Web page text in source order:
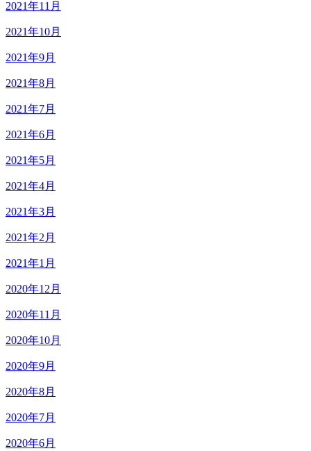
2021年11月
2021年10月
2021年9月
2021年8月
2021年7月
2021年6月
2021年5月
2021年4月
2021年3月
2021年2月
2021年1月
2020年12月
2020年11月
2020年10月
2020年9月
2020年8月
2020年7月
2020年6月